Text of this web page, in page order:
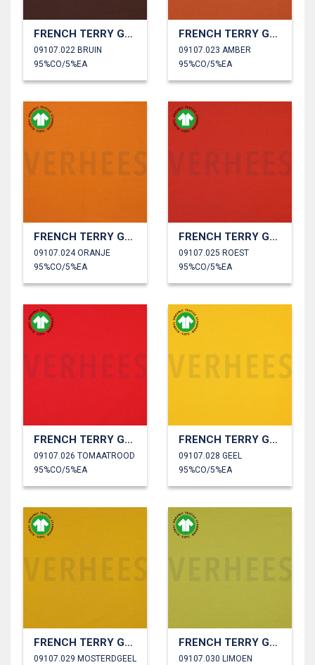
FRENCH TERRY GOTS
09107.022 BRUIN
95%CO/5%EA
FRENCH TERRY GOTS
09107.023 AMBER
95%CO/5%EA
FRENCH TERRY GOTS
09107.024 ORANJE
95%CO/5%EA
FRENCH TERRY GOTS
09107.025 ROEST
95%CO/5%EA
FRENCH TERRY GOTS
09107.026 TOMAATROOD
95%CO/5%EA
FRENCH TERRY GOTS
09107.028 GEEL
95%CO/5%EA
FRENCH TERRY GOTS
09107.029 MOSTERDGEEL
FRENCH TERRY GOTS
09107.030 LIMOEN